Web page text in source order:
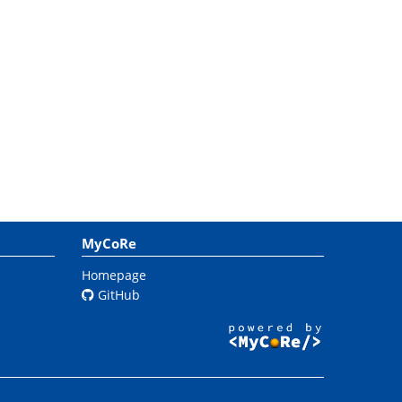
MyCoRe
Homepage
GitHub